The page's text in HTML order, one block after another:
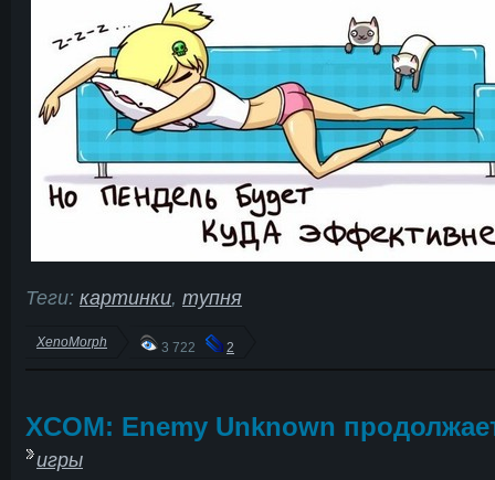
Теги: картинки, тупня
XenoMorph 3 722 2
XCOM: Enemy Unknown
игры